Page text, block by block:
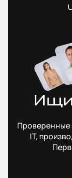
Проверенные
IT,